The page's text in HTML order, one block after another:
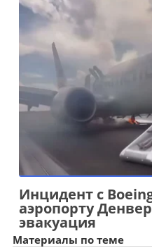
Инцидент с
аэропорту
эвакуация
Материалы по теме